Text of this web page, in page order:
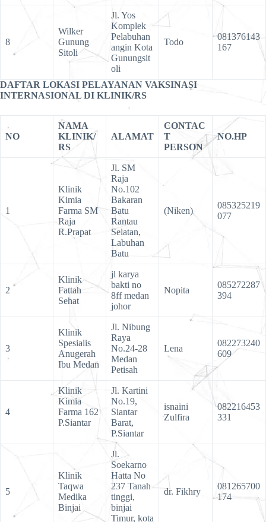
8
Wilker
Gunung
Sitoli
Jl. Yos
Komplek
Pelabuhan
angin Kota
Gunungsit
oli
Todo
081376143
167
DAFTAR LOKASI PELAYANAN VAKSINASI
INTERNASIONAL DI KLINIK/RS
NO
NAMA
KLINIK/
RS
ALAMAT
CONTAC
T
PERSON
NO.HP
1
Klinik
Kimia
Farma SM
Raja
R.Prapat
Jl. SM
Raja
No.102
Bakaran
Batu
Rantau
Selatan,
Labuhan
Batu
(Niken)
085325219
077
2
Klinik
Fattah
Sehat
jl karya
bakti no
8ff medan
johor
Nopita
085272287
394
3
Klinik
Spesialis
Anugerah
Ibu Medan
Jl. Nibung
Raya
No.24-28
Medan
Petisah
Lena
082273240
609
4
Klinik
Kimia
Farma 162
P.Siantar
Jl. Kartini
No.19,
Siantar
Barat,
P.Siantar
isnaini
Zulfira
082216453
331
5
Klinik
Taqwa
Medika
Binjai
Jl.
Soekarno
Hatta No
237 Tanah
tinggi,
binjai
Timur, kota
dr. Fikhry
081265700
174